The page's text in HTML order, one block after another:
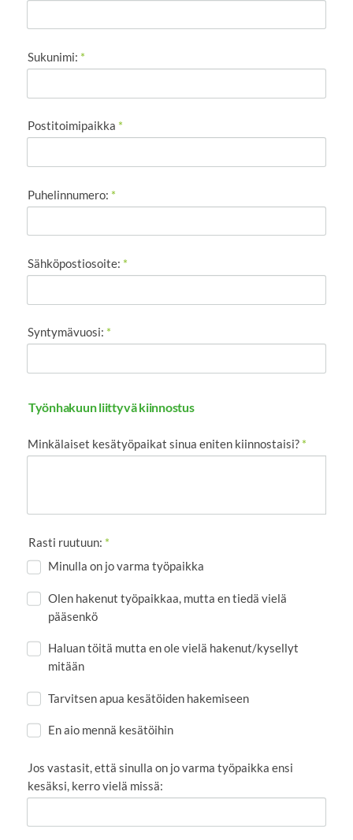
Sukunimi: *
Postitoimipaikka *
Puhelinnumero: *
Sähköpostiosoite: *
Syntymävuosi: *
Työnhakuun liittyvä kiinnostus
Minkälaiset kesätyöpaikat sinua eniten kiinnostaisi? *
Rasti ruutuun: *
Minulla on jo varma työpaikka
Olen hakenut työpaikkaa, mutta en tiedä vielä
pääsenkö
Haluan töitä mutta en ole vielä hakenut/kysellyt
mitään
Tarvitsen apua kesätöiden hakemiseen
En aio mennä kesätöihin
Jos vastasit, että sinulla on jo varma työpaikka ensi
kesäksi, kerro vielä missä: